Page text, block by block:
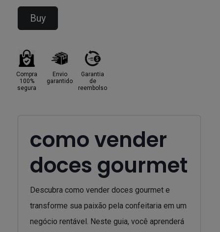
Buy
Compra
100%
segura
Envio
garantido
Garantia
de
reembolso
como vender
doces gourmet
Descubra como vender doces gourmet e
transforme sua paixão pela confeitaria em um
negócio rentável. Neste guia, você aprenderá